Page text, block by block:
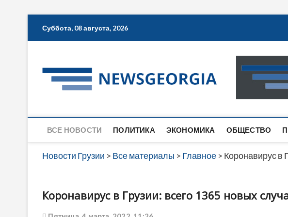
Суббота, 08 августа, 2026
САМАЯ
САЙТЕ ВЫ
ВСЕ НОВОСТИ ПОЛИТИКА ЭКОНОМИКА ОБЩЕСТВО
Новости Грузии > Все материалы > Главное > Коронавирус в
Коронавирус в Грузии: всего 1365 новых